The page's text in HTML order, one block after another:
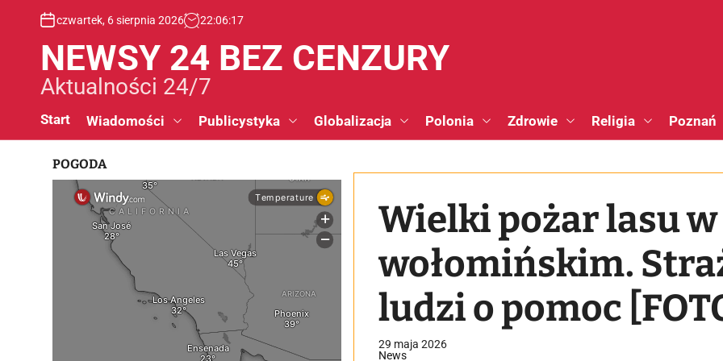
czwartek, 6 sierpnia 2026 22:06:17
NEWSY 24 BEZ CENZURY
Aktualności 24/7
Start Wiadomości Publicystyka Globalizacja Polonia Zdrowie Religia Poznań
Wielki pożar lasu w
wołomińskim.
ludzi o pomoc
29 maja 2026
News
POGODA